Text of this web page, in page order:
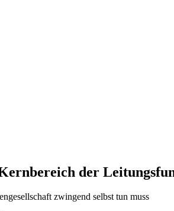
der
zwingend selbst tun muss